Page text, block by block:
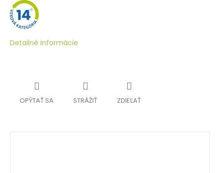
Detailné informácie
OPÝTAŤ SA STRÁŽIŤ ZDIEĽAŤ